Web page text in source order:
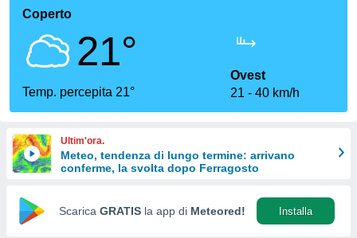
per
le
di
Web
Coperto
21°
Temp. percepita 21°
Ovest
21
40 km/h
Ultim'ora.
Meteo, tendenza di lungo termine: arrivano
conferme, la svolta dopo Ferragosto
Scarica GRATIS la app di Meteored! Installa